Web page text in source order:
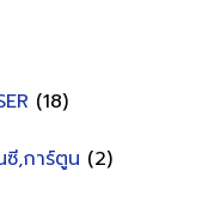
(18)
,การ์ตูน (2)